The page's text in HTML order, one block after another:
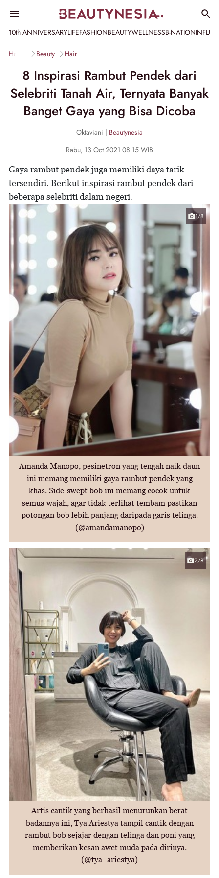
10th ANNIVERSARYLIFEFASHIONBEAUTYWELLNESSB-NATION
Home Beauty Hair
8 Inspirasi Rambut Pendek dari
Selebriti Tanah Air, Ternyata Banyak
Banget Gaya yang Bisa Dicoba
Oktaviani | Beautynesia
Rabu, 13 Oct 2021 08:15 WIB
Gaya rambut pendek juga memiliki daya tarik
tersendiri. Berikut inspirasi rambut pendek dari
beberapa selebriti dalam negeri.
1/8
Amanda Manopo, pesinetron yang tengah naik daun
ini memang memiliki gaya rambut pendek yang
khas. Side-swept bob ini memang cocok untuk
semua wajah, agar tidak terlihat tembam pastikan
potongan bob lebih panjang daripada garis telinga.
(@amandamanopo)
2/8
Artis cantik yang berhasil menurunkan berat
badannya ini, Tya Ariestya tampil cantik dengan
rambut bob sejajar dengan telinga dan poni yang
memberikan kesan awet muda pada dirinya.
(@tya_ariestya)